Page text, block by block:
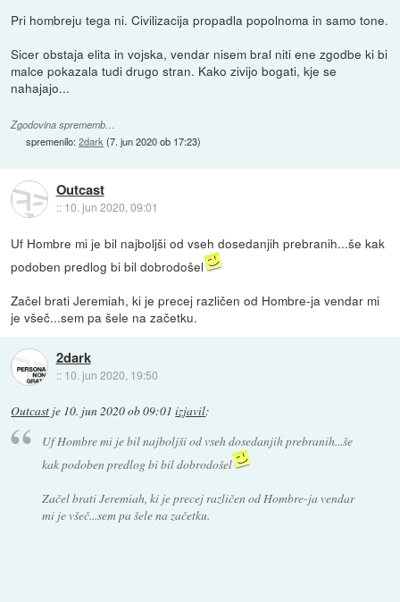
Pri hombreju tega ni. Civilizacija propadla popolnoma in samo tone.
Sicer obstaja elita in vojska, vendar nisem bral niti ene zgodbe ki bi
malce pokazala tudi drugo stran. Kako zivijo bogati, kje se
nahajajo...
Zgodovina sprememb…
spremenilo:2dark (7. jun 2020 ob 17:23)
Outcast
:: 10. jun 2020, 09:01
Uf Hombre mi je bil najboljši od vseh dosedanjih prebranih...še kak
podoben predlog bi bil dobrodošel
Začel brati Jeremiah, ki je precej različen od Hombre-ja vendar mi
je všeč...sem pa šele na začetku.
2dark
:: 10. jun 2020, 19:50
Outcast je 10. jun 2020 ob 09:01 izjavil:
Uf Hombre mi je bil najboljši od vseh dosedanjih prebranih...še
kak podoben predlog bi bil dobrodošel
Začel brati Jeremiah, ki je precej različen od Hombre-ja vendar
mi je všeč...sem pa šele na začetku.